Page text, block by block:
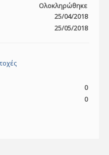
Ολοκληρώθηκε
25/04/2018
25/05/2018
0
0